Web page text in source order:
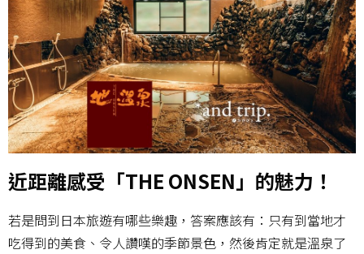
近距離感受「THE ONSEN」的魅力！
若是問到日本旅遊有哪些樂趣，答案應該有：只有到當地才
吃得到的美食、令人讚嘆的季節景色，然後肯定就是溫泉了